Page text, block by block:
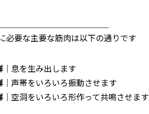
必要な主要な筋肉は以下の通りです
｜息を生み出します
｜声帯をいろいろ振動させます
｜空洞をいろいろ形作って共鳴させます